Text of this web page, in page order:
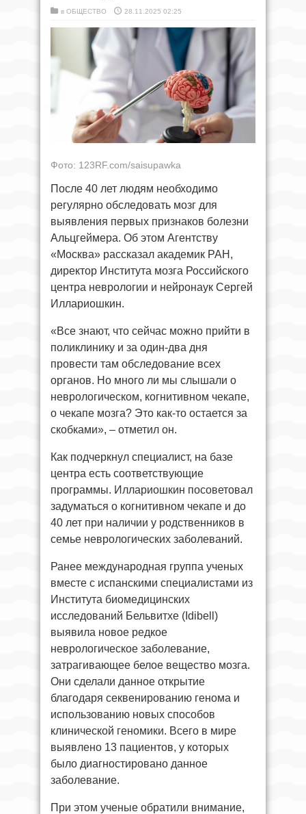
в ОБЩЕСТВО 28.11.2025 02:25
Фото: 123RF.com/saisupawka
После 40 лет людям необходимо
регулярно обследовать мозг для
выявления первых признаков болезни
Альцгеймера. Об этом Агентству
«Москва» рассказал академик РАН,
директор Института мозга Российского
центра неврологии и нейронаук Сергей
Иллариошкин.
«Все знают, что сейчас можно прийти в
поликлинику и за один-два дня
провести там обследование всех
органов. Но много ли мы слышали о
неврологическом, когнитивном чекапе,
о чекапе мозга? Это как-то остается за
скобками», – отметил он.
Как подчеркнул специалист, на базе
центра есть соответствующие
программы. Иллариошкин посоветовал
задуматься о когнитивном чекапе и до
40 лет при наличии у родственников в
семье неврологических заболеваний.
Ранее международная группа ученых
вместе с испанскими специалистами из
Института биомедицинских
исследований Бельвитхе (Idibell)
выявила новое редкое
неврологическое заболевание,
затрагивающее белое вещество мозга.
Они сделали данное открытие
благодаря секвенированию генома и
использованию новых способов
клинической геномики. Всего в мире
выявлено 13 пациентов, у которых
было диагностировано данное
заболевание.
При этом ученые обратили внимание,